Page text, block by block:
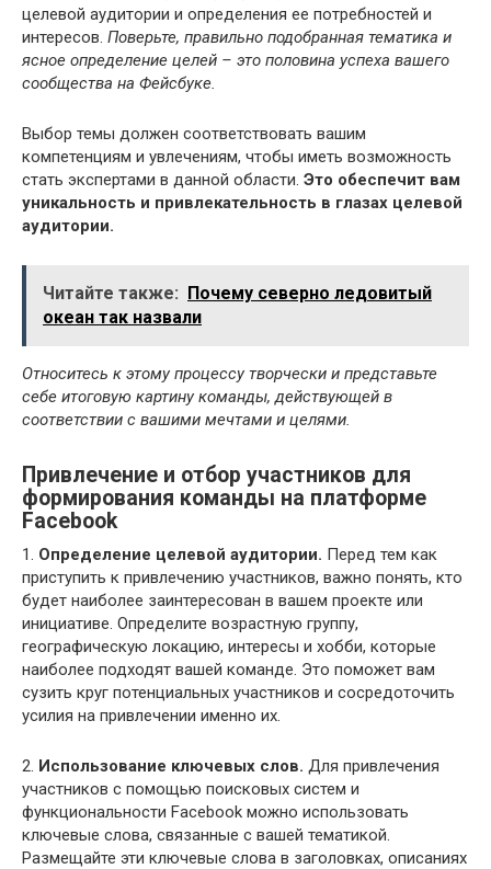
целевой аудитории и определения ее потребностей и
интересов. Поверьте, правильно подобранная тематика и
ясное определение целей – это половина успеха вашего
сообщества на Фейсбуке.
Выбор темы должен соответствовать вашим
компетенциям и увлечениям, чтобы иметь возможность
стать экспертами в данной области. Это обеспечит вам
уникальность и привлекательность в глазах целевой
аудитории.
Читайте также: Почему северно ледовитый
океан так назвали
Относитесь к этому процессу творчески и представьте
себе итоговую картину команды, действующей в
соответствии с вашими мечтами и целями.
Привлечение и отбор участников для
формирования команды на платформе
Facebook
1. Определение целевой аудитории. Перед тем как
приступить к привлечению участников, важно понять, кто
будет наиболее заинтересован в вашем проекте или
инициативе. Определите возрастную группу,
географическую локацию, интересы и хобби, которые
наиболее подходят вашей команде. Это поможет вам
сузить круг потенциальных участников и сосредоточить
усилия на привлечении именно их.
2. Использование ключевых слов. Для привлечения
участников с помощью поисковых систем и
функциональности Facebook можно использовать
ключевые слова, связанные с вашей тематикой.
Размещайте эти ключевые слова в заголовках, описаниях